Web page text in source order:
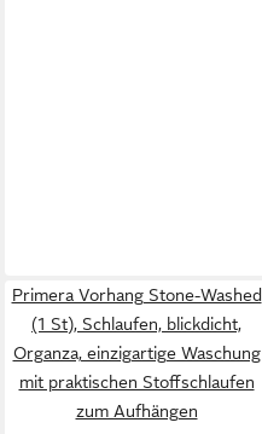
Primera Vorhang Stone-Washed
(1 St), Schlaufen, blickdicht,
Organza, einzigartige Waschung
mit praktischen Stoffschlaufen
zum Aufhängen